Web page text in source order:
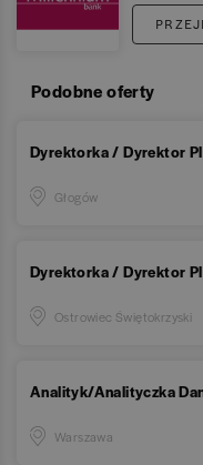
Podobne oferty
Dyrektorka / Dyrektor
Głogów
Dyrektorka / Dyrektor
Ostrowiec Świętokrzyski
Analityk/Analityczka
Warszawa